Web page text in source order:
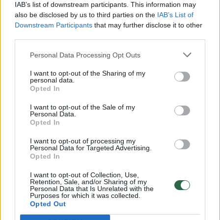
IAB’s list of downstream participants. This information may
also be disclosed by us to third parties on the IAB’s List of
Downstream Participants that may further disclose it to other
Personal Data Processing Opt Outs
I want to opt-out of the Sharing of my
personal data.
Opted In
I want to opt-out of the Sale of my
Personal Data.
Opted In
I want to opt-out of processing my
Personal Data for Targeted Advertising.
Opted In
I want to opt-out of Collection, Use,
Retention, Sale, and/or Sharing of my
Personal Data that Is Unrelated with the
Purposes for which it was collected.
Opted Out
Vaizdai iš tragiškos avarijos Vilniaus r.: dviejų moterų ir
vaiko gyvybių išgelbėti nepavyko
Lietuvos diena
32 laipsnių šilumos
Žinios | Orai
V. Zalužno pasisakymą laiko bandymu įsitvirtinti
Ukrainos politikoje: jis yra neteisus
Laidos | Nauja diena
00:00:59
Nufilmavo, kaip patvino Vilniaus Vakarinis aplinkkelis:
vaizdas pribloškia
Žinios | Lietuvos diena